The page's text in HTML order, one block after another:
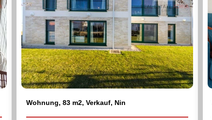
Wohnung, 83 m2, Verkauf, Nin